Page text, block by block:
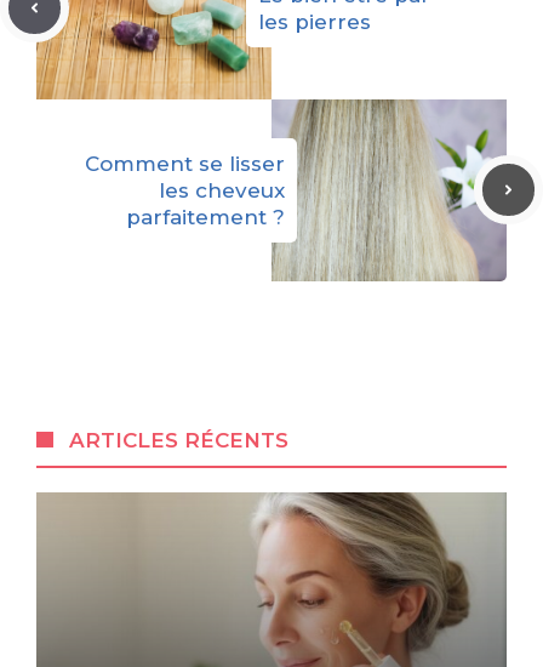
les pierres
Comment se lisser
les cheveux
parfaitement ?
ARTICLES RÉCENTS